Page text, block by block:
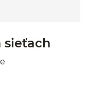
sieťach